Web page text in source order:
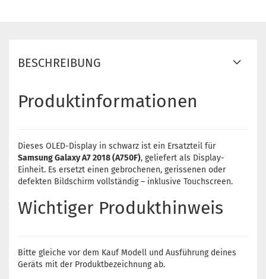
BESCHREIBUNG
Produktinformationen
Dieses OLED-Display in schwarz ist ein Ersatzteil für
Samsung Galaxy A7 2018 (A750F), geliefert als Display-
Einheit. Es ersetzt einen gebrochenen, gerissenen oder
defekten Bildschirm vollständig – inklusive Touchscreen.
Wichtiger Produkthinweis
Bitte gleiche vor dem Kauf Modell und Ausführung deines
Geräts mit der Produktbezeichnung ab.